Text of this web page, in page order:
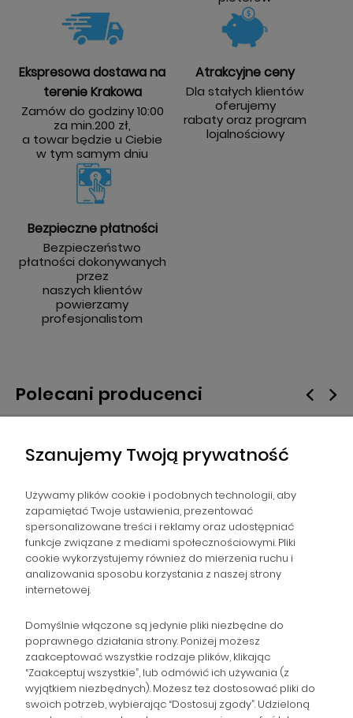
Ekspresowa dostawa na
terenie Krakowa
Zamów do godziny 10:00
za min.200 zł,
a towar będzie u Ciebie
w tym samym dniu
Atrakcyjne ceny
Dla stałych klientów
oferujemy
rabaty oraz program
lojalnościowy
Bezpieczne płatności
Bezpieczeństwo
płatności dokonywanych
przez
naszych klientów
powierzamy
profesjonalistom
Polecani producenci
NAWIGACJA
POMOC
ZAMÓWIENIA
POPULARNE KATEGORIE
Szanujemy Twoją prywatność
Używamy plików cookie i podobnych technologii, aby
zapamiętać Twoje ustawienia, prezentować
spersonalizowane treści i reklamy oraz udostępniać
funkcje związane z mediami społecznościowymi. Pliki
cookie wykorzystujemy również do mierzenia ruchu i
analizowania sposobu korzystania z naszej strony
internetowej.
Domyślnie włączone są jedynie pliki niezbędne do
poprawnego działania strony. Poniżej możesz
zaakceptować wszystkie rodzaje plików, klikając
“Zaakceptuj wszystkie”, lub odmówić ich używania (z
wyjątkiem niezbędnych). Możesz też dostosować pliki do
swoich potrzeb, wybierając “Dostosuj zgody”. Udzieloną